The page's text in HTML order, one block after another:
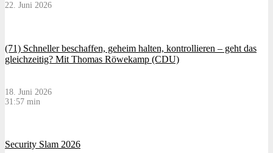
22. Juni 2026
(71) Schneller beschaffen, geheim halten, kontrollieren – geht das
gleichzeitig? Mit Thomas Röwekamp (CDU)
18. Juni 2026
31:57 min
Security Slam 2026